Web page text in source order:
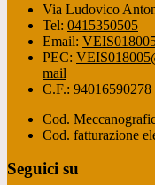
Via Ludovico
Tel: 0415350505
Email:
PEC:
mail
C.F.: 94016590278
Cod.
Cod. fatturazione
Seguici su